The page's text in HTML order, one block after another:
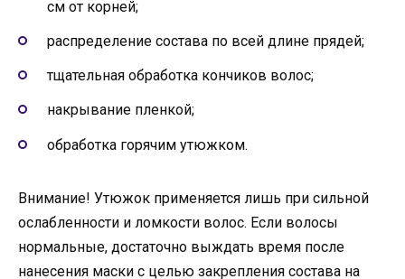
см от корней;
распределение состава по всей длине прядей;
тщательная обработка кончиков волос;
накрывание пленкой;
обработка горячим утюжком.
Внимание! Утюжок применяется лишь при сильной
ослабленности и ломкости волос. Если волосы
нормальные, достаточно выждать время после
нанесения маски с целью закрепления состава на